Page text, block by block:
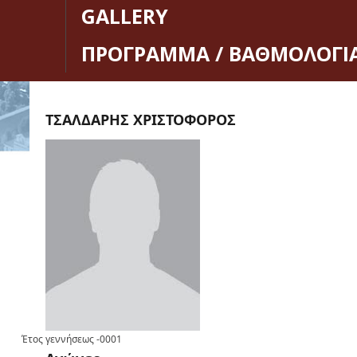
GALLERY
ΠΡΟΓΡΑΜΜΑ /
ΤΣΑΛΔΑΡΗΣ ΧΡΙΣΤΟΦΟΡΟΣ
Έτος γεννήσεως-0001